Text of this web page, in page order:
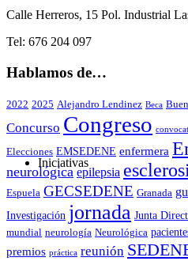
Iniciativas
Calle Herreros, 15 Pol. Industrial
Tel: 676 204 097
Hablamos de…
2022 2025 Alejandro Lendinez Beca
Concurso Congreso
Elecciones EMSEDENE enfermera
neurológica epilepsia
Espuela GECSEDENE Granada
Investigación jornada Junta
mundial neurología Neurológica
premios práctica reunión